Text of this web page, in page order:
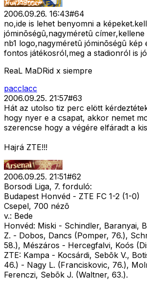
2006.09.26. 16:43#64
no,ide is lehet benyomni a
jóminõségû,nagyméretû
nb1 logo,nagyméretû jóminõségû kép
fontos játékosról,meg a stadionról is
ReaL MaDRid x siempre
pacclacc
2006.09.25. 21:57#63
Hát az utolso tiz perc elött
hogy nyer e a csapat, akkor nemet
szerencse hogy a végére elfáradt a
Hajrá ZTE!!!
2006.09.25. 21:51#62
Borsodi Liga, 7. forduló:
Budapest Honvéd - ZTE FC 1-2 (1-0)
Csepel, 700 nézõ
v.: Bede
Honvéd: Miski - Schindler, Baranyai,
Z. - Dobos, Dancs (Pomper, 76.),
58.), Mészáros - Hercegfalvi, Koós
ZTE: Kampa - Kocsárdi, Sebõk V.,
46.) - Nagy L. (Franciskovic, 76.),
Ferenczi, Sebõk J. (Waltner, 63.).